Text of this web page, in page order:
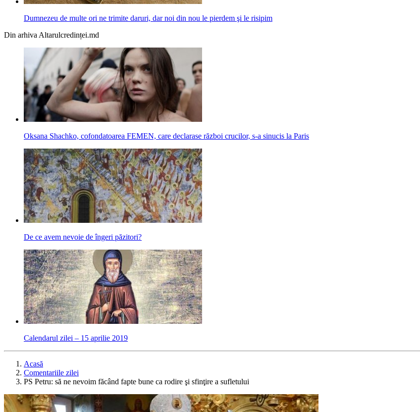
Dumnezeu de multe ori ne trimite daruri, dar noi din nou le pierdem şi le risipim
Din arhiva Altarulcredinței.md
Oksana Shachko, cofondatoarea FEMEN, care declarase război crucilor, s-a sinucis la Paris
De ce avem nevoie de îngeri păzitori?
Calendarul zilei – 15 aprilie 2019
Acasă
Comentariile zilei
PS Petru: să ne nevoim făcând fapte bune ca rodire şi sfinţire a sufletului